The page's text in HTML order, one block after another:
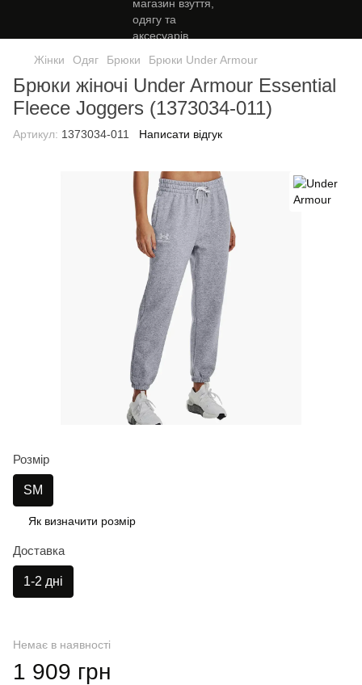
Жінки Одяг Брюки Брюки Under Armour
Брюки жіночі Under Armour Essential
Fleece Joggers (1373034-011)
Артикул: 1373034-011 Написати відгук
Розмір
SM
Як визначити розмір
Доставка
1-2 дні
Немає в наявності
1 909 грн